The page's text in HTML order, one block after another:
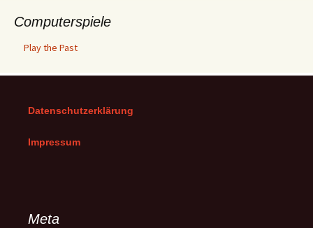
Computerspiele
Play the Past
Datenschutzerklärung
Impressum
Meta